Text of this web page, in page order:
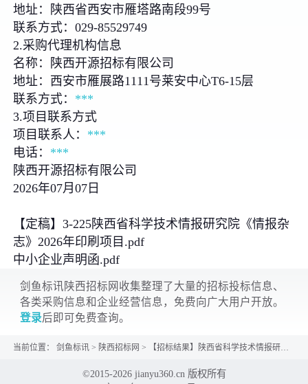
地址：陕西省西安市雁塔路南段99号
联系方式：029-85529749
2.采购代理机构信息
名称：陕西开源招标有限公司
地址：西安市雁展路1111号莱安中心T6-15层
联系方式： ***
3.项目联系方式
项目联系人： ***
电话： ***
陕西开源招标有限公司
2026年07月07日
【定稿】3-225陕西省科学技术情报研究院《情报杂
志》2026年印刷项目.pdf
中小企业声明函.pdf
剑鱼标讯陕西招标网收集整理了大量的招标投标信息、
各类采购信息和企业经营信息，免费向广大用户开放。
登录后即可免费查询。
当前位置： 剑鱼标讯 > 陕西招标网 > 【招标结果】陕西省科学技术情报研究院《情报杂志》2026年印刷项目成交结果公告
©2015-2026 jianyu360.cn 版权所有